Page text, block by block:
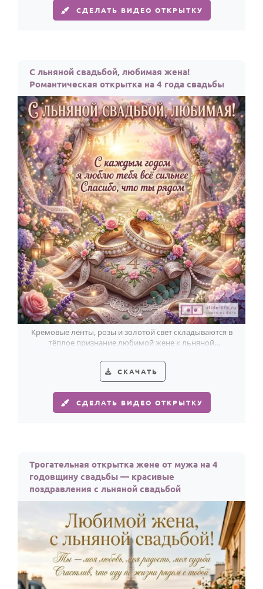
СДЕЛАТЬ ВИДЕО ОТКРЫТКУ
С льняной свадьбой, любимая жена!
Романтическая открытка на 4 года свадьбы
Кремовые ленты, розы и золотой свет складываются в
тёплое признание любимой жене к льняной
СКАЧАТЬ
СДЕЛАТЬ ВИДЕО ОТКРЫТКУ
Трогательная открытка жене от мужа на 4
годовщину свадьбы — красивые
поздравления с льняной свадьбой